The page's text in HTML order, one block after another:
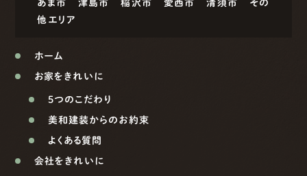
あま市
津島市 稲沢市 愛西市 清須市
その
他エリア
ホーム
お家をきれいに
5つのこだわり
美和建装からのお約束
よくある質問
会社をきれいに